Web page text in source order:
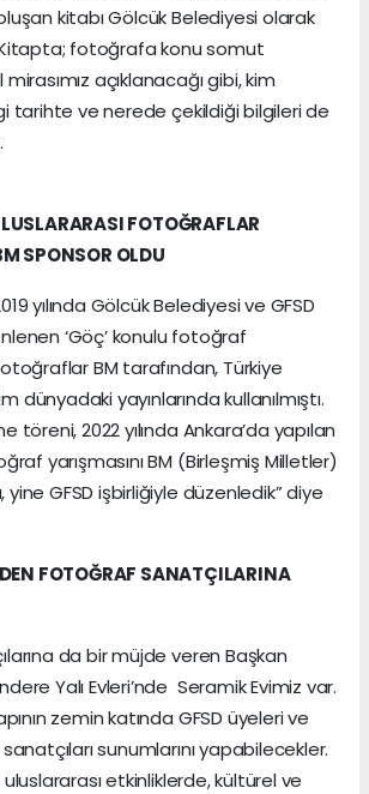
kitabı Gölcük Belediyesi olarak
Kitapta; fotoğrafa konu somut
açıklanacağı gibi, kim
tarihte ve nerede çekildiği bilgileri de
FOTOĞRAFLAR
SPONSOR OLDU
yılında Gölcük Belediyesi ve GFSD
‘Göç’ konulu fotoğraf
BM tarafından, Türkiye
yayınlarında kullanılmıştı.
töreni, 2022 yılında Ankara’da yapılan
yarışmasını BM (Birleşmiş Milletler)
GFSD işbirliğiyle düzenledik” diye
FOTOĞRAF SANATÇILARINA
da bir müjde veren Başkan
Yalı Evleri’nde Seramik Evimiz var.
zemin katında GFSD üyeleri ve
sunumlarını yapabilecekler.
uluslararası etkinliklerde, kültürel ve